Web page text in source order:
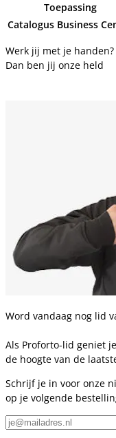
Toepassing
Catalogus Business
Werk jij met je handen?
Dan ben jij onze held
Word vandaag nog lid
Als Proforto-lid geniet
de hoogte van de
Schrijf je in voor onze
op je volgende